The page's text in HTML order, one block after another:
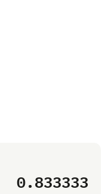
0.833333